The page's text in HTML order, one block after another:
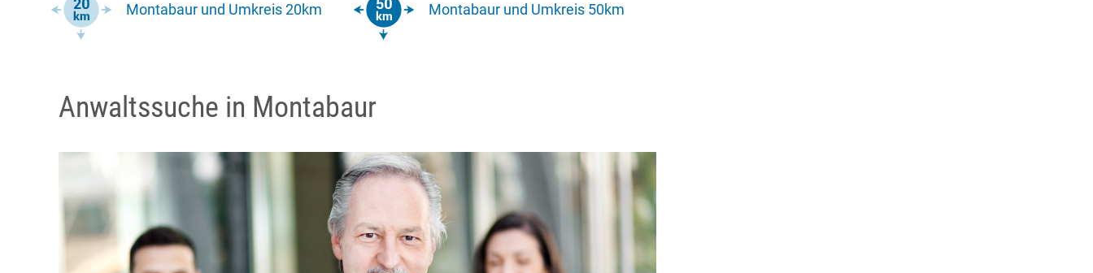
Montabaur und Umkreis 20km Montabaur und Umkreis 50km
Anwaltssuche in Montabaur